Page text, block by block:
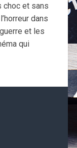
choc et sans
dans
et les
qui